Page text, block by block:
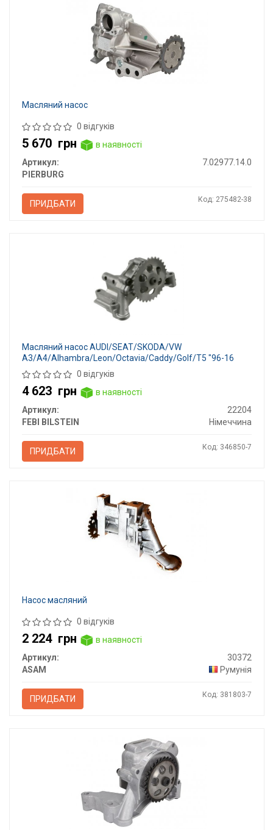
Масляний насос
0 відгуків
5 670 грн
в наявності
Артикул:
7.02977.14.0
PIERBURG
ПРИДБАТИ Код: 275482-38
Масляний насос AUDI/SEAT/SKODA/VW
A3/A4/Alhambra/Leon/Octavia/Caddy/Golf/T5 "96-16
0 відгуків
4 623 грн
в наявності
Артикул:
22204
FEBI BILSTEIN
Німеччина
ПРИДБАТИ Код: 346850-7
Насос масляний
0 відгуків
2 224 грн
в наявності
Артикул:
30372
ASAM
Румунія
ПРИДБАТИ Код: 381803-7